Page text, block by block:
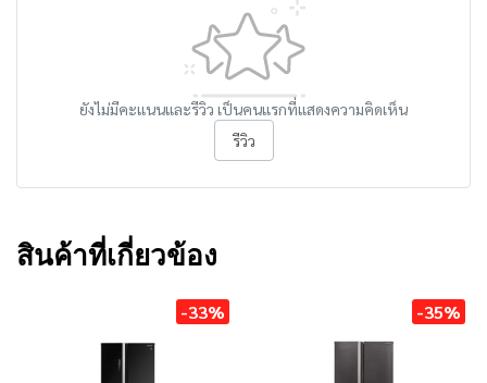
ยังไม่มีคะแนนและรีวิว เป็นคนแรกที่แสดงความคิดเห็น
รีวิว
สินค้าที่เกี่ยวข้อง
-33% -35%